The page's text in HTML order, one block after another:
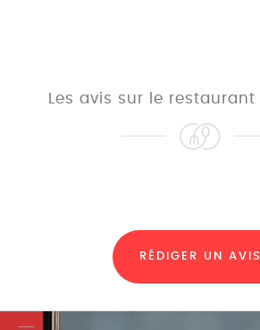
Les avis sur le restaurant
RÉDIGER UN AVIS